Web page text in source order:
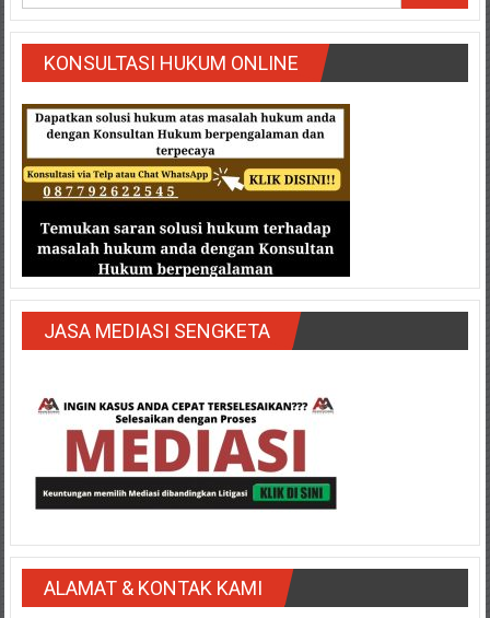
KONSULTASI HUKUM ONLINE
JASA MEDIASI SENGKETA
ALAMAT & KONTAK KAMI